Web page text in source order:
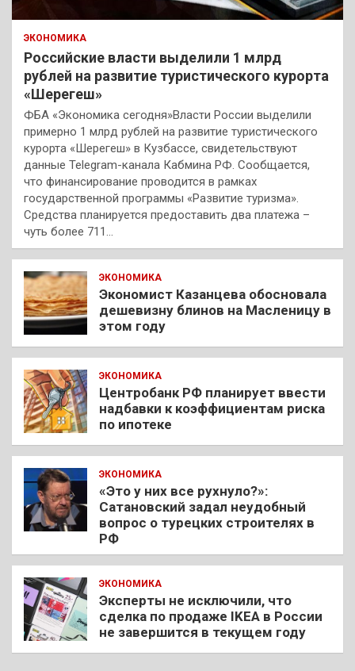
ЭКОНОМИКА
Российские власти выделили 1 млрд
рублей на развитие туристического курорта
«Шерегеш»
ФБА «Экономика сегодня»Власти России выделили
примерно 1 млрд рублей на развитие туристического
курорта «Шерегеш» в Кузбассе, свидетельствуют
данные Telegram-канала Кабмина РФ. Сообщается,
что финансирование проводится в рамках
государственной программы «Развитие туризма».
Средства планируется предоставить два платежа –
чуть более 711…
ЭКОНОМИКА
Экономист Казанцева обосновала
дешевизну блинов на Масленицу в
этом году
ЭКОНОМИКА
Центробанк РФ планирует ввести
надбавки к коэффициентам риска
по ипотеке
ЭКОНОМИКА
«Это у них все рухнуло?»:
Сатановский задал неудобный
вопрос о турецких строителях в
РФ
ЭКОНОМИКА
Эксперты не исключили, что
сделка по продаже IKEA в России
не завершится в текущем году